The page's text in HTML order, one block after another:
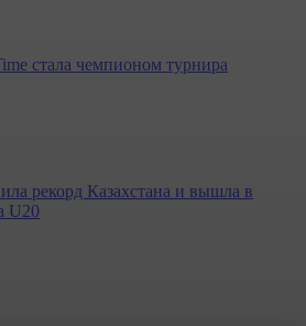
стала чемпионом турнира
рекорд Казахстана и вышла в
U20